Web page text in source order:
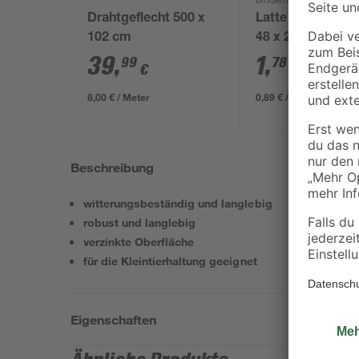
Drahtgeflecht 500 x
102 cm
39,99 €
8,00 € / Meter
Latte sägerau
48 x 24 mm
1,78
0,89 € / Meter
Beschreibung
witterungsbeständig und langlebig
robust und langlebig
verzinkte Oberfläche
für die Kleintierhaltung geeignet
Eigenschaften